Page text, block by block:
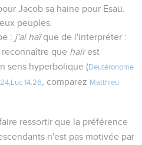
Jacob sa haine pour Esaü.
peuples.
: j'ai haïque de l'interpréter :
reconnaître que haïrest
sens hyperbolique (Deutéronome
Luc 14.26 , comparez Matthieu
ressortir que la préférence
n'est pas motivée par